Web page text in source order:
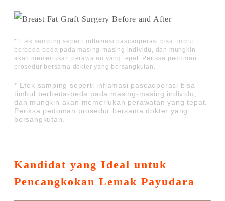
* Efek samping seperti inflamasi pascaoperasi bisa timbul
berbeda-beda pada masing-masing individu, dan mungkin
akan memerlukan perawatan yang tepat. Periksa pedoman
prosedur bersama dokter yang bersangkutan.
* Efek samping seperti inflamasi pascaoperasi bisa
timbul berbeda-beda pada masing-masing individu,
dan mungkin akan memerlukan perawatan yang tepat.
Periksa pedoman prosedur bersama dokter yang
bersangkutan.
Kandidat yang Ideal untuk
Pencangkokan Lemak Payudara